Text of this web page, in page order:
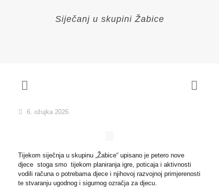
Siječanj u skupini Žabice
6. ožujka 2026.
Tijekom siječnja u skupinu „Žabice“ upisano je petero nove
djece stoga smo tijekom planiranja igre, poticaja i aktivnosti
vodili računa o potrebama djece i njihovoj razvojnoj primjerenosti
te stvaranju ugodnog i sigurnog ozračja za djecu.